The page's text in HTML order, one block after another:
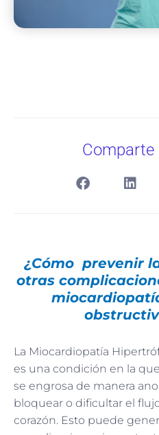
Comparte
¿Cómo prevenir
otras
La Miocardiopatía
es una condición en la
se engrosa de manera
bloquear o dificultar el
corazón. Esto puede